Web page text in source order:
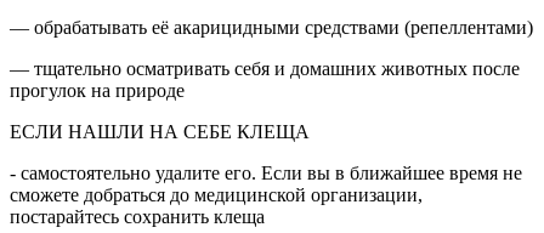
— обрабатывать её акарицидными средствами (репеллентами)
— тщательно осматривать себя и домашних животных после
прогулок на природе
ЕСЛИ НАШЛИ НА СЕБЕ КЛЕЩА
- самостоятельно удалите его. Если вы в ближайшее время не
сможете добраться до медицинской организации,
постарайтесь сохранить клеща